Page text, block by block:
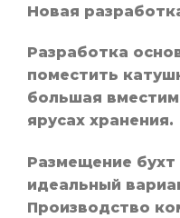
Новая
Разработка
поместить
большая
ярусах хранения.
Размещение
идеальный
Производство